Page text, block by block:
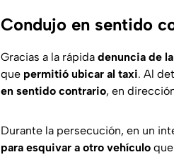
Condujo en sentido
Gracias a la rápida denuncia de
que permitió ubicar al taxi. Al
en sentido contrario, en
Durante la persecución, en un
para esquivar a otro vehículo